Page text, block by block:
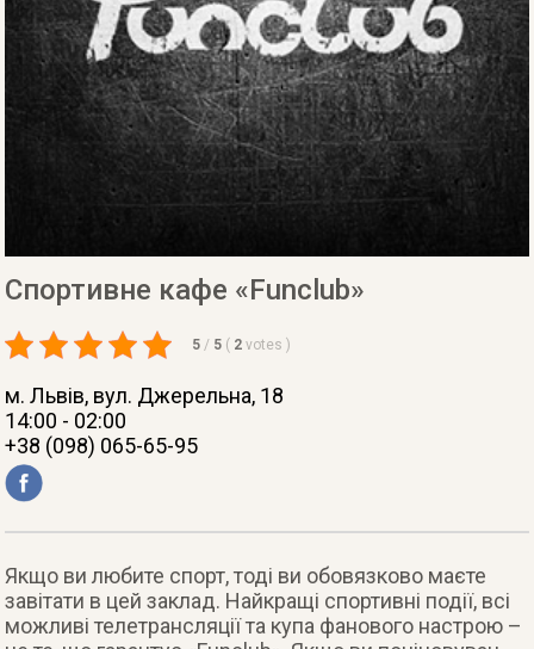
ДОВІДКА
Спортивне кафе «Funclub»
5 / 5 ( 2 votes )
м. Львів, вул. Джерельна, 18
14:00 - 02:00
+38 (098) 065-65-95
Якщо ви любите спорт, тоді ви обовязково маєте
завітати в цей заклад. Найкращі спортивні події, всі
можливі телетрансляції та купа фанового настрою –